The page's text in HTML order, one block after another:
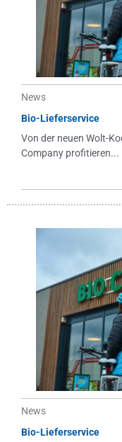
News
Bio-Lieferservice
Von der neuen Wolt-
Company profitieren...
News
Bio-Lieferservice